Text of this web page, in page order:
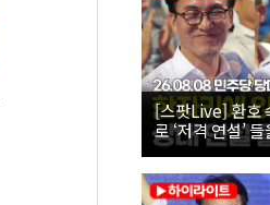
[스팟Live] 환호
로 ‘저격 연설’
26.08.08 더불어
보 인천 합동연